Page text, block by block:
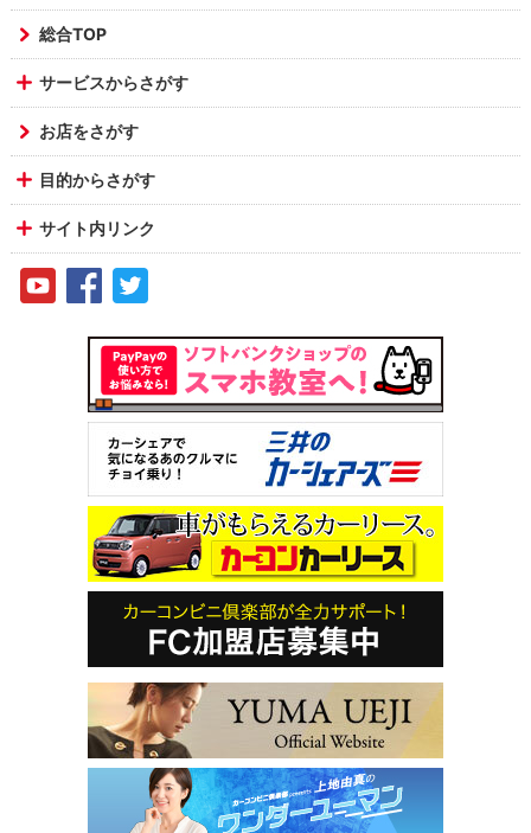
総合TOP
サービスからさがす
お店をさがす
目的からさがす
サイト内リンク